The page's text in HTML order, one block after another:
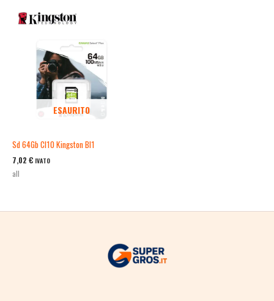
ESAURITO
Sd 64Gb Cl10 Kingston Bl1
7,02 € IVATO
all